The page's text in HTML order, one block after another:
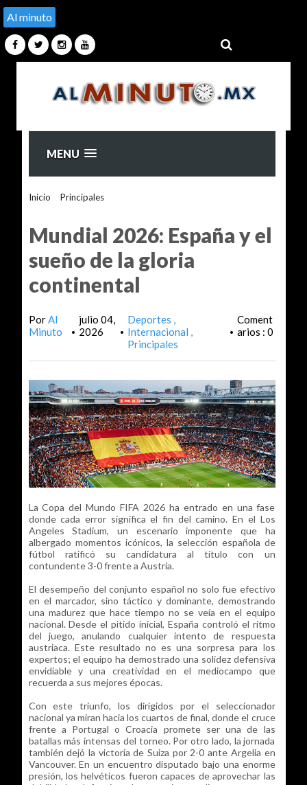
Al minuto
MENU
Inicio Principales>
Mundial 2026: España y el
sueño de la gloria
continental
PorAl
Minuto
•
julio 04,
2026
•
Deportes
Internacional
Principales
•
Coment
arios : 0
La Copa del Mundo FIFA 2026 ha entrado en una fase
donde cada error significa el fin del camino. En el Los
Angeles Stadium, un escenario imponente que ha
albergado momentos icónicos, la selección española de
fútbol ratificó su candidatura al título con un
contundente 3-0 frente a Austria.
El desempeño del conjunto español no solo fue efectivo
en el marcador, sino táctico y dominante, demostrando
una madurez que hace tiempo no se veía en el equipo
nacional. Desde el pitido inicial, España controló el ritmo
del juego, anulando cualquier intento de respuesta
austriaca. Este resultado no es una sorpresa para los
expertos; el equipo ha demostrado una solidez defensiva
envidiable y una creatividad en el mediocampo que
recuerda a sus mejores épocas.
Con este triunfo, los dirigidos por el seleccionador
nacional ya miran hacia los cuartos de final, donde el cruce
frente a Portugal o Croacia promete ser una de las
batallas más intensas del torneo. Por otro lado, la jornada
también dejó la victoria de Suiza por 2-0 ante Argelia en
Vancouver. En un encuentro disputado bajo una enorme
presión, los helvéticos fueron capaces de aprovechar las